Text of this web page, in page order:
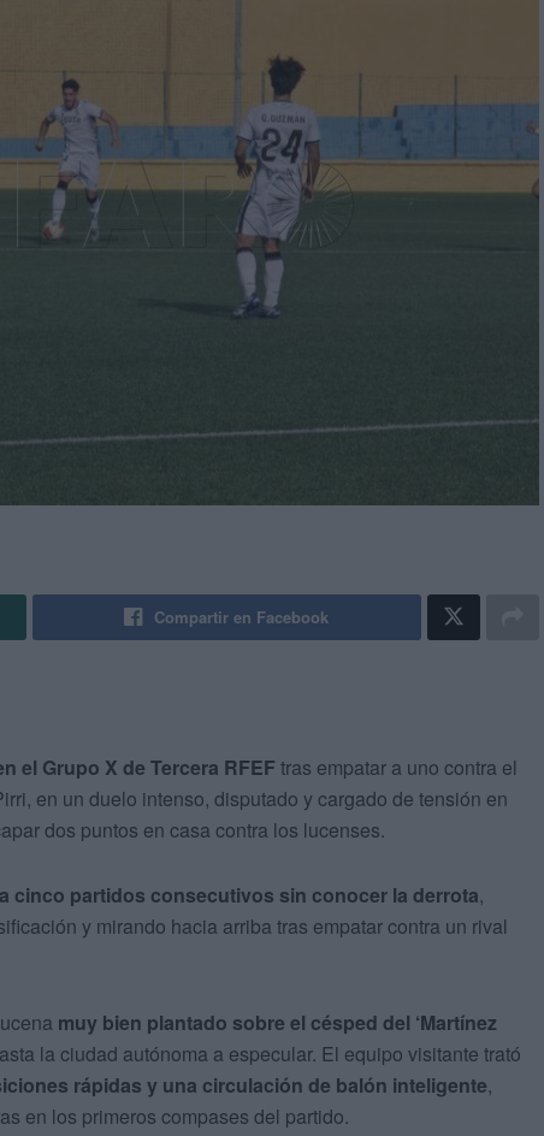
Compartir en Facebook
el Grupo X de Tercera RFEF tras empatar a uno contra el
en un duelo intenso, disputado y cargado de tensión en
dos puntos en casa contra los lucenses.
cinco partidos consecutivos sin conocer la derrota,
y mirando hacia arriba tras empatar contra un rival
muy bien plantado sobre el césped del ‘Martínez
la ciudad autónoma a especular. El equipo visitante trató
rápidas y una circulación de balón inteligente,
en los primeros compases del partido.